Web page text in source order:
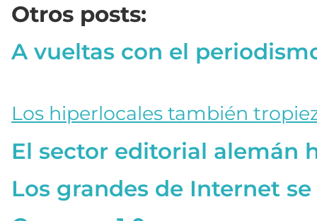
Otros posts:
A vueltas con el
Los hiperlocales también
El sector editorial alemán
Los grandes de Internet